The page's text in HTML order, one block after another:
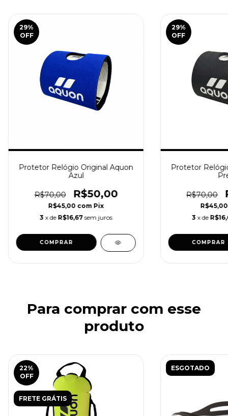
29%
OFF
Protetor Relógio Original Aquon
Azul
R$70,00 R$50,00
R$45,00 com Pix
3 x de R$16,67 sem juros
29%
OFF
Protetor
R$70,00
3 x de
Para comprar com esse
produto
22%
OFF
FRETE GRÁTIS
ESGOTADO